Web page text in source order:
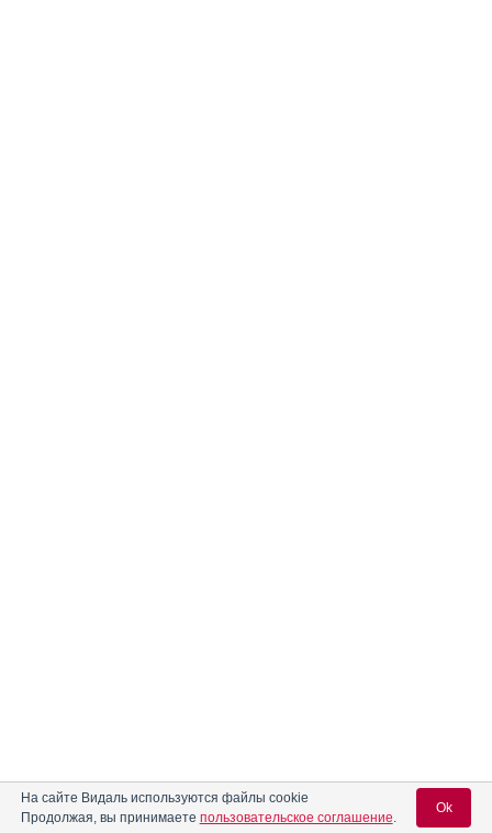
На сайте Видаль используются файлы cookie
Продолжая, вы принимаете пользовательское соглашение.
Ok